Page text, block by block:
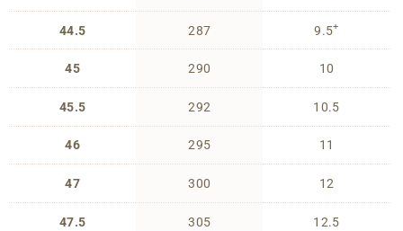
44.5
45
45.5
46
47
47.5
287
290
292
295
300
305
9.5+
10
10.5
11
12
12.5